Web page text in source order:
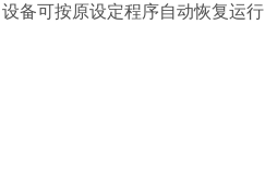
备可按原设定程序自动恢复运行